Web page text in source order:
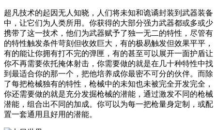
超凡技术的起因无人知晓，人们将未知和诡谲封装到武器装备
中，让它们为人类所用。你获得的大部分强力武器都或多或少
携带了这一技术，他们为武器赋予了独一无二的特性，尽管有
的特性触发条件苛刻但收效巨大，有的极易触发但效果平平，
有的能让你拥有打不完的弹匣，有的甚至可以展开一面护盾让
你不再需要依托掩体射击，你需要做的就是在几十种特性中找
到最适合你的那一个，把他培养成你最密不可分的伙伴。而除
了每把枪械独有的特性，枪械中的未知也未被完全开发完全，
你还需要做的就是充分发掘枪械的潜能，通过激发不同的枪械
潜能，组合出不同的加成。你可以为每一把枪量身定制，或配
置一套通用且好用的潜能。